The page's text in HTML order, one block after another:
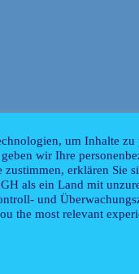
um Inhalte
wir Ihre
zustimmen, erklären
als ein Land mit
und
the most relevant